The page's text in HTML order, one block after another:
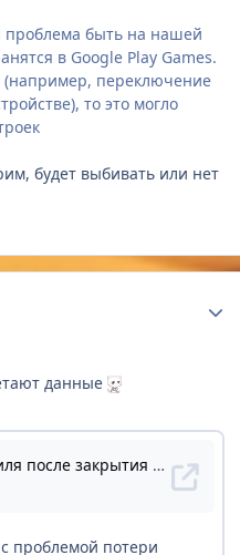
проблема быть на нашей
в Google Play Games.
(например, переключение
то это могло
будет выбивать или нет
данные